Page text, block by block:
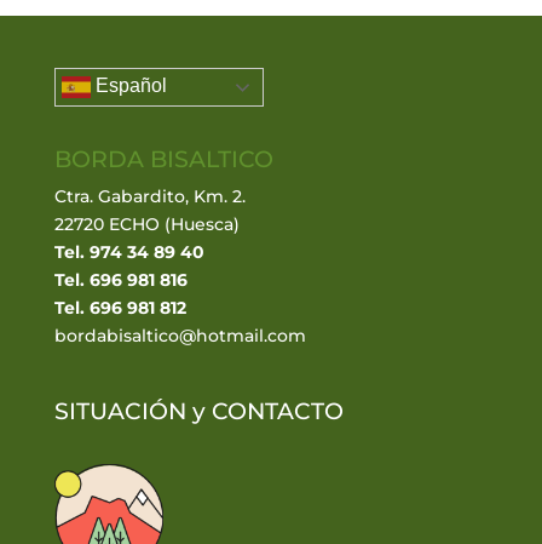
Español
BORDA BISALTICO
Ctra. Gabardito, Km. 2.
22720 ECHO (Huesca)
Tel. 974 34 89 40
Tel. 696 981 816
Tel. 696 981 812
bordabisaltico@hotmail.com
SITUACIÓN y CONTACTO